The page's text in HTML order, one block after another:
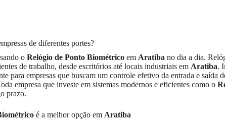
de diferentes portes?
o Relógio de Ponto Biométrico em Aratiba no dia a dia.
de trabalho, desde escritórios até locais industriais em Aratiba.
para empresas que buscam um controle efetivo da entrada e saída
empresa que investe em sistemas modernos e eficientes como o
prazo.
é a melhor opção em Aratiba